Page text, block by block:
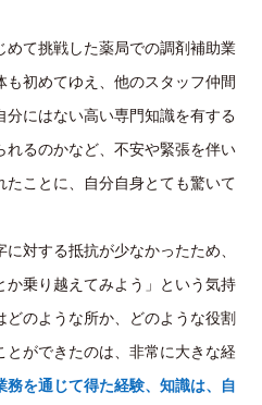
て挑戦した薬局での調剤補助業
初めてゆえ、他のスタッフ仲間
分にはない高い専門知識を有する
るのかなど、不安や緊張を伴い
ことに、自分自身とても驚いて
対する抵抗が少なかったため、
乗り越えてみよう」という気持
のような所か、どのような役割
ができたのは、非常に大きな経
務を通じて得た経験、知識は、自